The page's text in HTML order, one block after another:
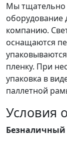
Мы тщательно
оборудование
компанию.
оснащаются
пленку. При
упаковка в
паллетной
Условия
Безналичный